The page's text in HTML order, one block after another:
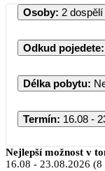
Osoby: 2 dospělí
Odkud pojedete:
Délka pobytu:
Termín: 16.08 -
Nejlepší možnost v
16.08 - 23.08.2026 (8